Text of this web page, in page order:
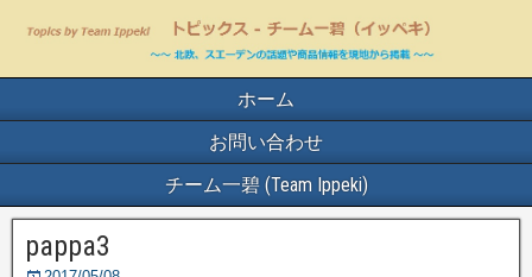
ホーム
お問い合わせ
チーム一碧 (Team Ippeki)
pappa3